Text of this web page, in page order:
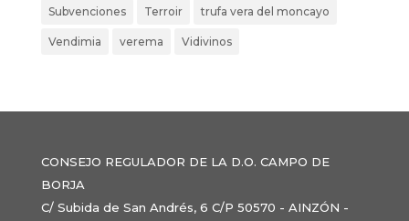
Subvenciones Terroir trufa vera del moncayo
Vendimia verema Vidivinos
CONSEJO REGULADOR DE LA D.O. CAMPO DE
BORJA
C/ Subida de San Andrés, 6 C/P 50570 - AINZÓN -